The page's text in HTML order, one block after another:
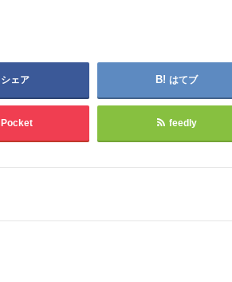
シェア はてブ
Pocket feedly